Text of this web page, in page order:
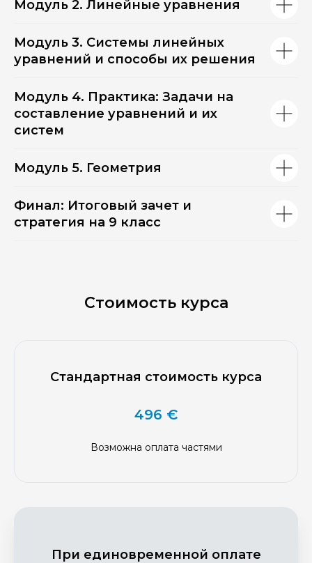
Модуль 2. Линейные уравнения
Модуль 3. Системы линейных
уравнений и способы их решения
Модуль 4. Практика: Задачи на
составление уравнений и их
систем
Модуль 5. Геометрия
Финал: Итоговый зачет и
стратегия на 9 класс
Стоимость курса
Стандартная стоимость курса
496 €
Возможна оплата частями
При единовременной оплате